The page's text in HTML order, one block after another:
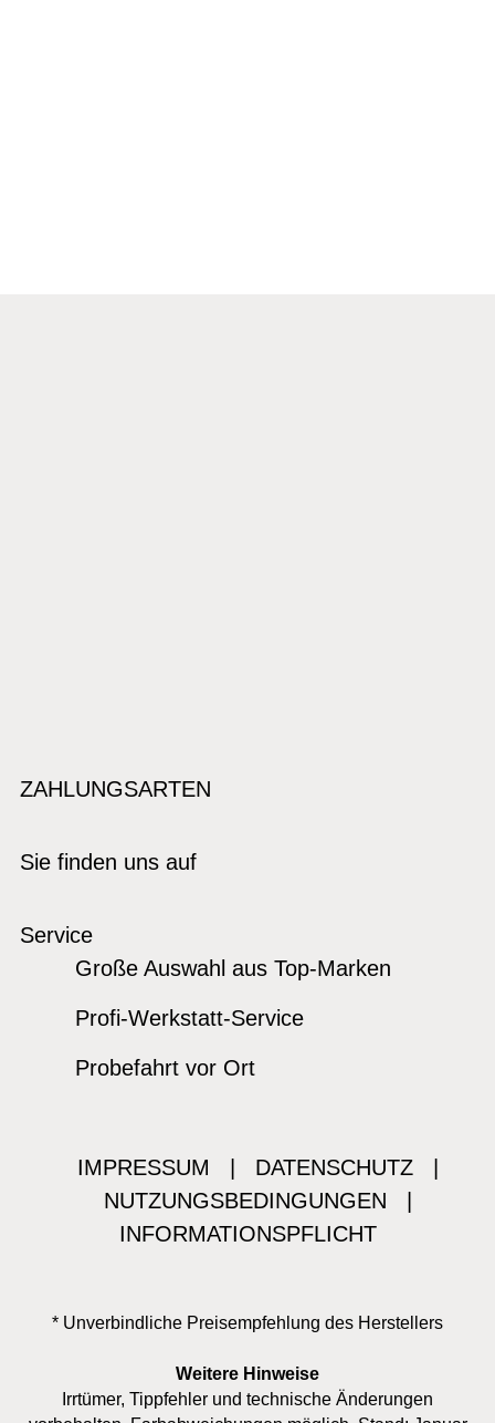
ZAHLUNGSARTEN
Sie finden uns auf
Service
Große Auswahl aus Top-Marken
Profi-Werkstatt-Service
Probefahrt vor Ort
IMPRESSUM DATENSCHUTZ
NUTZUNGSBEDINGUNGEN
INFORMATIONSPFLICHT
* Unverbindliche Preisempfehlung des Herstellers
Weitere Hinweise
Irrtümer, Tippfehler und technische Änderungen